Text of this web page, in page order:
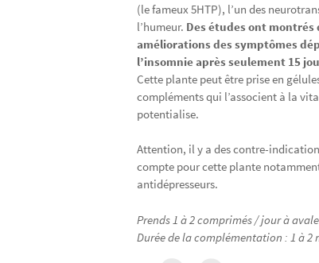
(le fameux 5HTP), l’un des
l’humeur. Des études ont montrés
améliorations des symptômes
l’insomnie après seulement 15
Cette plante peut être prise en
compléments qui l’associent à la
potentialise.
Attention, il y a des contre-
compte pour cette plante
antidépresseurs.
Prends 1 à 2 comprimés / jour à
Durée de la complémentation : 1 à 2